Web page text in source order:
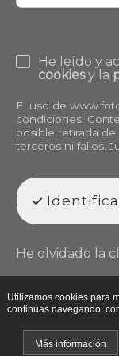
He leído y
cookiesy la
El uso de
condiciones.
posible retirada
terceros ni fallos.
He olvidado la
Utilizamos cookies para
continuas navegando,
Más información